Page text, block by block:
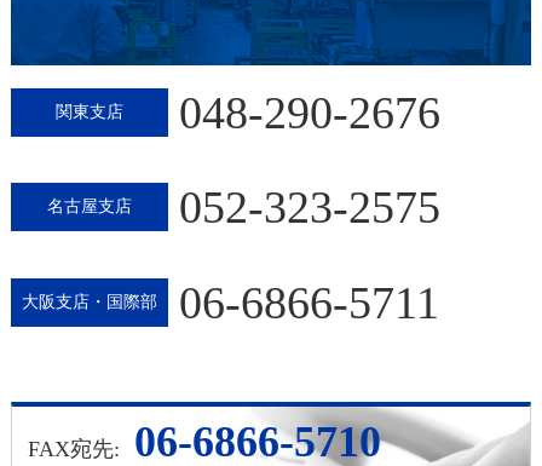
関東支店 048-290-2676
名古屋支店 052-323-2575
大阪支店・国際部 06-6866-5711
FAX宛先: 06-6866-5710